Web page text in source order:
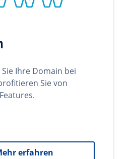
Ihre Domain bei
Sie von
erfahren